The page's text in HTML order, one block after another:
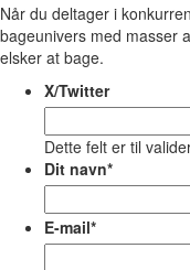
Når du deltager i
bageunivers med masser
elsker at bage.
X/Twitter
Dette felt er til
Dit navn*
E-mail*